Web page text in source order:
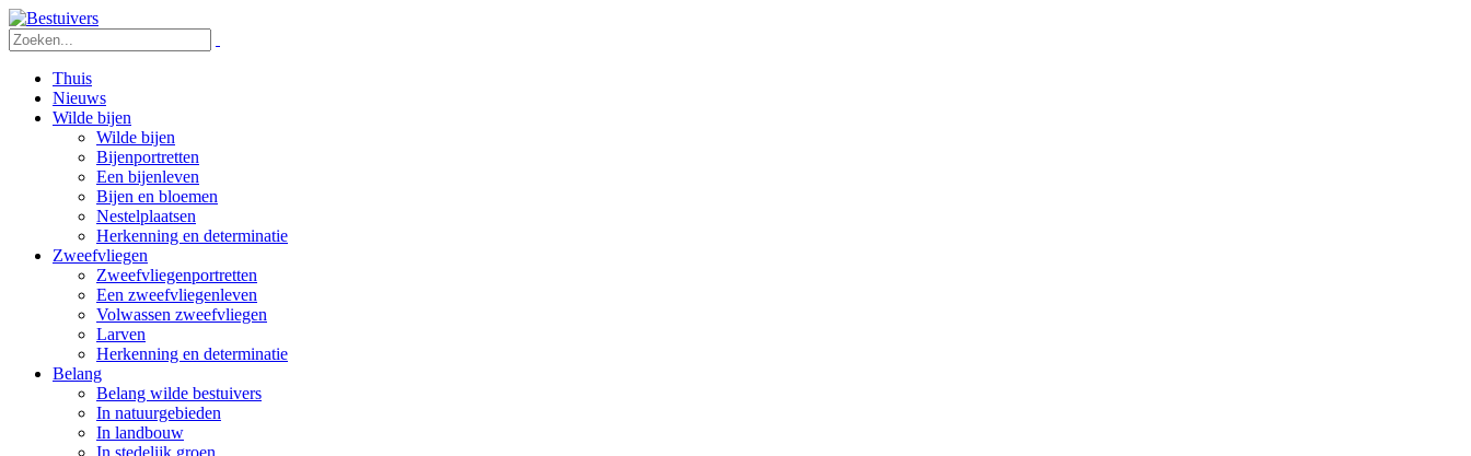
Thuis
Nieuws
Wilde bijen
Wilde bijen
Bijenportretten
Een bijenleven
Bijen en bloemen
Nestelplaatsen
Herkenning en determinatie
Zweefvliegen
Zweefvliegenportretten
Een zweefvliegenleven
Volwassen zweefvliegen
Larven
Herkenning en determinatie
Belang
Belang wilde bestuivers
In natuurgebieden
In landbouw
In stedelijk groen